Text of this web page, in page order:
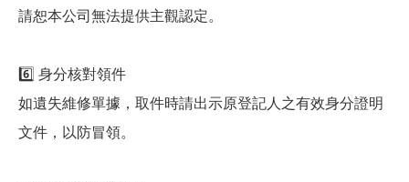
請恕本公司無法提供主觀認定。
6️⃣ 身分核對領件
如遺失維修單據，取件時請出示原登記人之有效身分證明
文件，以防冒領。